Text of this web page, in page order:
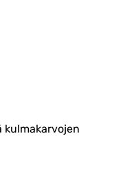
kulmakarvojen